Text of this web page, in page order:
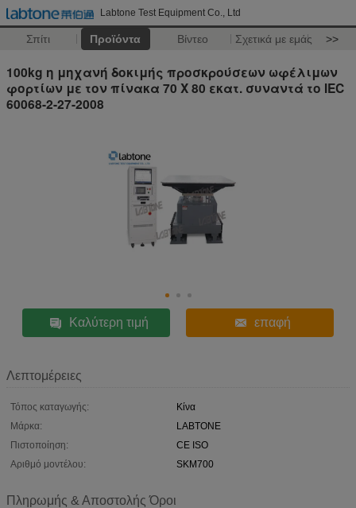
Labtone Test Equipment Co., Ltd
Σπίτι Προϊόντα Βίντεο Σχετικά με εμάς >>
100kg η μηχανή δοκιμής προσκρούσεων ωφέλιμων
φορτίων με τον πίνακα 70 X 80 εκατ. συναντά το IEC
60068-2-27-2008
Καλύτερη τιμή επαφή
Λεπτομέρειες
Τόπος καταγωγής:
Κίνα
Μάρκα:
LABTONE
Πιστοποίηση:
CE ISO
Αριθμό μοντέλου:
SKM700
Πληρωμής & Αποστολής Όροι